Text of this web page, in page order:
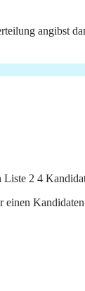
angibst
2 4